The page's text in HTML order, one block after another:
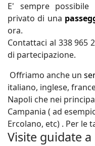
E' sempre possibile
privato di una
ora.
Contattaci al 338 965
di partecipazione.
Offriamo anche un
italiano, inglese,
Napoli che nei
Campania ( ad
Ercolano, etc) . Per le
Visite guidate